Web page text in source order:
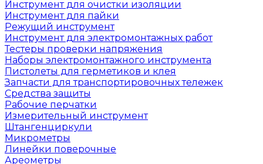
Инструмент для очистки изоляции
Инструмент для пайки
Режущий инструмент
Инструмент для электромонтажных работ
Тестеры проверки напряжения
Наборы электромонтажного инструмента
Пистолеты для герметиков и клея
Запчасти для транспортировочных тележек
Средства защиты
Рабочие перчатки
Измерительный инструмент
Штангенциркули
Микрометры
Линейки поверочные
Ареометры